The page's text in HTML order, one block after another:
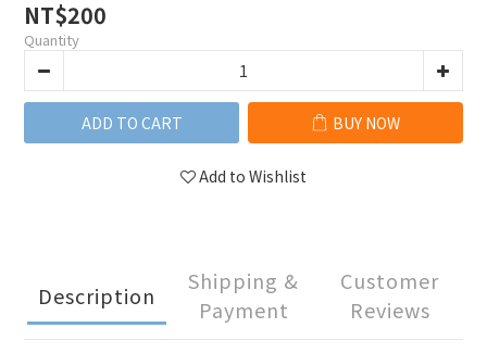
NT$200
Quantity
ADD TO CART BUY NOW
Add to Wishlist
Description
Shipping &
Payment
Customer
Reviews